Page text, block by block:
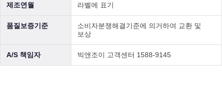
제조연월 라벨에 표기
품질보증기준
소비자분쟁해결기준에 의거하여 교환 및
보상
A/S 책임자 빅앤조이 고객센터 1588-9145